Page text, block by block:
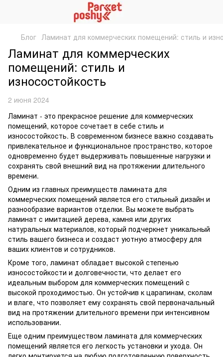
Блог Ламинат для коммерческих помещений: стиль и
Ламинат для коммерческих
помещений: стиль и
износостойкость
2 июня 2024
Ламинат - это прекрасное решение для коммерческих
помещений, которое сочетает в себе стиль и
износостойкость. В современном бизнесе важно создавать
привлекательное и функциональное пространство, которое
одновременно будет выдерживать повышенные нагрузки и
сохранять свой внешний вид на протяжении длительного
времени.
Одним из главных преимуществ ламината для
коммерческих помещений является его стильный дизайн и
разнообразие вариантов отделки. Вы можете выбрать
ламинат с имитацией дерева, камня или других
натуральных материалов, который подчеркнет уникальный
стиль вашего бизнеса и создаст уютную атмосферу для
ваших клиентов и сотрудников.
Кроме того, ламинат обладает высокой степенью
износостойкости и долговечности, что делает его
идеальным выбором для коммерческих помещений с
высокой проходимостью. Он устойчив к царапинам, сколам
и влаге, что позволяет ему сохранять свой первоначальный
вид на протяжении длительного времени при интенсивном
использовании.
Еще одним преимуществом ламината для коммерческих
помещений является его легкость установки и ухода. Он